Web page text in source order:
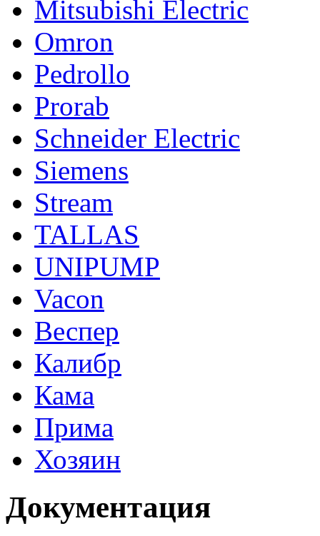
Mitsubishi Electric
Omron
Pedrollo
Prorab
Schneider Electric
Siemens
Stream
TALLAS
UNIPUMP
Vacon
Веспер
Калибр
Кама
Прима
Хозяин
Документация